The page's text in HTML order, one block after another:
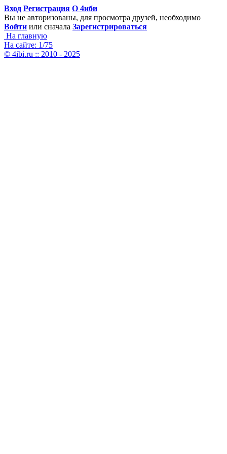
Вход Регистрация О 4иби
Вы не авторизованы, для просмотра друзей, необходимо
Войти или сначала Зарегистрироваться
На главную
На сайте: 1/75
© 4ibi.ru :: 2010 - 2025